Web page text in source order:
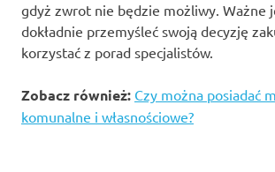
gdyż zwrot nie będzie możliwy. Ważne
dokładnie przemyśleć swoją decyzję
korzystać z porad specjalistów.
Zobacz również: Czy można posiadać
komunalne i własnościowe?